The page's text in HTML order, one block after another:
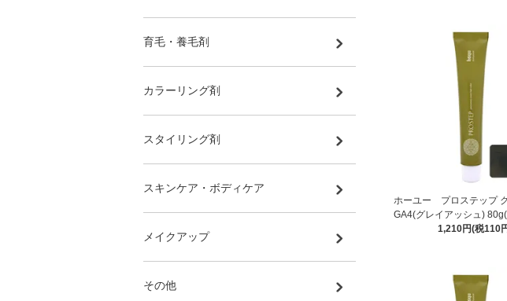
ホーユー プロステップ
GA4(グレイアッシュ)
1,210円(税110
育毛・養毛剤
カラーリング剤
スタイリング剤
スキンケア・ボディケア
メイクアップ
その他